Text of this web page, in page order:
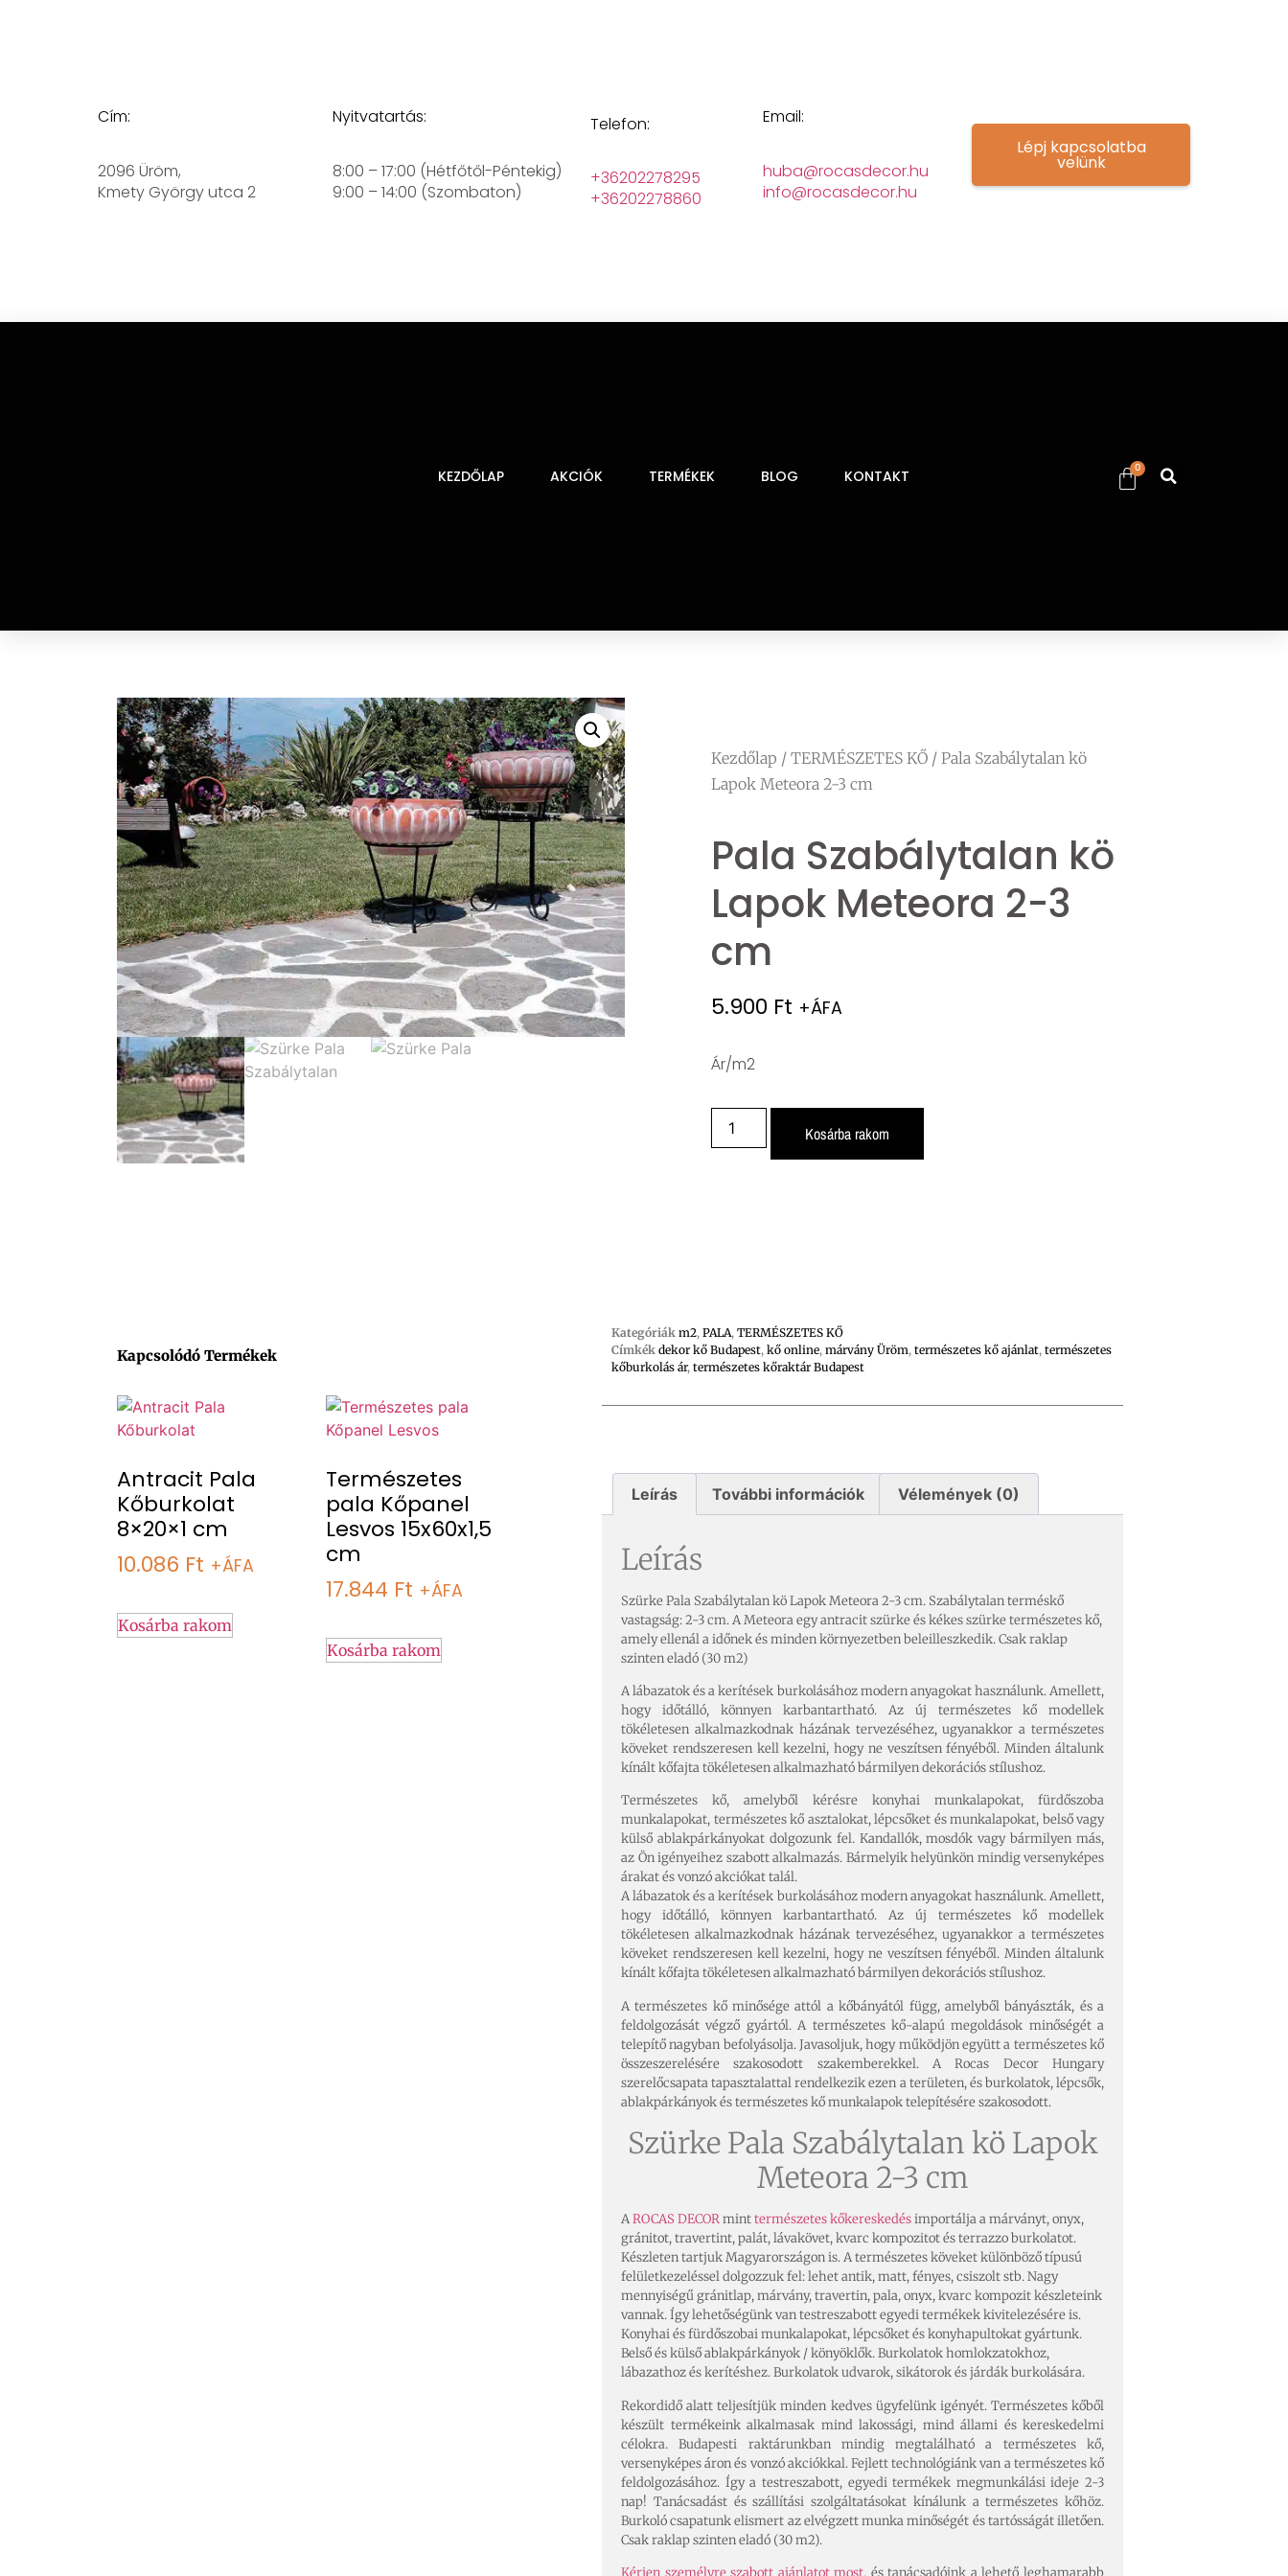
Cím:
2096 Üröm,
Kmety György utca 2
Nyitvatartás:
8:00 – 17:00 (Hétfőtől-Péntekig)
9:00 – 14:00 (Szombaton)
Telefon:
+36202278295
+36202278860
Email:
huba@rocasdecor.hu
info@rocasdecor.hu
Lépj kapcsolatba
velünk
KEZDŐLAP AKCIÓK TERMÉKEK BLOG KONTAKT 0
Kezdőlap / TERMÉSZETES KŐ / Pala Szabálytalan kö
Lapok Meteora 2-3 cm
Pala Szabálytalan kö
Lapok Meteora 2-3
cm
5.900 Ft +ÁFA
Ár/m2
Kosárba rakom
Kapcsolódó Termékek
Antracit Pala
Kőburkolat
8×20×1 cm
10.086 Ft +ÁFA
Kosárba rakom
Természetes
pala Kőpanel
Lesvos 15x60x1,5
cm
17.844 Ft +ÁFA
Kosárba rakom
Kategóriák m2, PALA, TERMÉSZETES KŐ
Címkék dekor kő Budapest, kő online, márvány Üröm, természetes kő ajánlat, természetes
kőburkolás ár, természetes kőraktár Budapest
Leírás További információk Vélemények (0)
Leírás
Szürke Pala Szabálytalan kö Lapok Meteora 2-3 cm. Szabálytalan terméskő
vastagság: 2-3 cm. A Meteora egy antracit szürke és kékes szürke természetes kő,
amely ellenál a időnek és minden környezetben beleilleszkedik. Csak raklap
szinten eladó (30 m2)
A lábazatok és a kerítések burkolásához modern anyagokat használunk. Amellett,
hogy időtálló, könnyen karbantartható. Az új természetes kő modellek
tökéletesen alkalmazkodnak házának tervezéséhez, ugyanakkor a természetes
köveket rendszeresen kell kezelni, hogy ne veszítsen fényéből. Minden általunk
kínált kőfajta tökéletesen alkalmazható bármilyen dekorációs stílushoz.
Természetes kő, amelyből kérésre konyhai munkalapokat, fürdőszoba
munkalapokat, természetes kő asztalokat, lépcsőket és munkalapokat, belső vagy
külső ablakpárkányokat dolgozunk fel. Kandallók, mosdók vagy bármilyen más,
az Ön igényeihez szabott alkalmazás. Bármelyik helyünkön mindig versenyképes
árakat és vonzó akciókat talál.
A lábazatok és a kerítések burkolásához modern anyagokat használunk. Amellett,
hogy időtálló, könnyen karbantartható. Az új természetes kő modellek
tökéletesen alkalmazkodnak házának tervezéséhez, ugyanakkor a természetes
köveket rendszeresen kell kezelni, hogy ne veszítsen fényéből. Minden általunk
kínált kőfajta tökéletesen alkalmazható bármilyen dekorációs stílushoz.
A természetes kő minősége attól a kőbányától függ, amelyből bányászták, és a
feldolgozását végző gyártól. A természetes kő-alapú megoldások minőségét a
telepítő nagyban befolyásolja. Javasoljuk, hogy működjön együtt a természetes kő
összeszerelésére szakosodott szakemberekkel. A Rocas Decor Hungary
szerelőcsapata tapasztalattal rendelkezik ezen a területen, és burkolatok, lépcsők,
ablakpárkányok és természetes kő munkalapok telepítésére szakosodott.
Szürke Pala Szabálytalan kö Lapok
Meteora 2-3 cm
AROCAS DECORminttermészetes kőkereskedésimportálja a márványt, onyx,
gránitot, travertint, palát, lávakövet, kvarc kompozitot és terrazzo burkolatot.
Készleten tartjuk Magyarországon is. A természetes köveket különböző típusú
felületkezeléssel dolgozzuk fel: lehet antik, matt, fényes, csiszolt stb. Nagy
mennyiségű gránitlap, márvány, travertin, pala, onyx, kvarc kompozit készleteink
vannak. Így lehetőségünk van testreszabott egyedi termékek kivitelezésére is.
Konyhai és fürdőszobai munkalapokat, lépcsőket és konyhapultokat gyártunk.
Belső és külső ablakpárkányok / könyöklők. Burkolatok homlokzatokhoz,
lábazathoz és kerítéshez. Burkolatok udvarok, sikátorok és járdák burkolására.
Rekordidő alatt teljesítjük minden kedves ügyfelünk igényét. Természetes kőből
készült termékeink alkalmasak mind lakossági, mind állami és kereskedelmi
célokra. Budapesti raktárunkban mindig megtalálható a természetes kő,
versenyképes áron és vonzó akciókkal. Fejlett technológiánk van a természetes kő
feldolgozásához. Így a testreszabott, egyedi termékek megmunkálási ideje 2-3
nap! Tanácsadást és szállítási szolgáltatásokat kínálunk a természetes kőhöz.
Burkoló csapatunk elismert az elvégzett munka minőségét és tartósságát illetően.
Csak raklap szinten eladó (30 m2).
Kérjen személyre szabott ajánlatot most, és tanácsadóink a lehető leghamarabb